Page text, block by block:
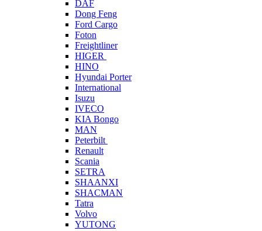
DAF
Dong Feng
Ford Cargo
Foton
Freightliner
HIGER
HINO
Hyundai Porter
International
Isuzu
IVECO
KIA Bongo
MAN
Peterbilt
Renault
Scania
SETRA
SHAANXI
SHACMAN
Tatra
Volvo
YUTONG